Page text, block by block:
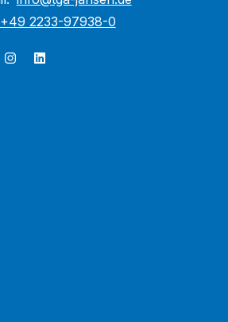
+49 2233-97938-0